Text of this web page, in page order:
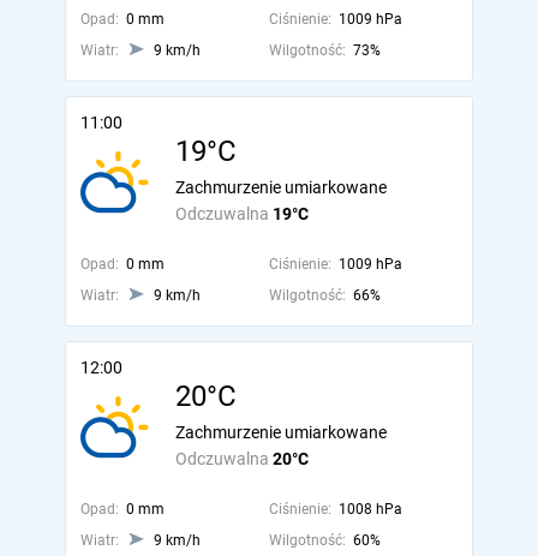
Opad: 0 mm Ciśnienie: 1009 hPa
Wiatr:
9 km/h Wilgotność: 73%
11:00
19°C
Odczuwalna 19°C
Zachmurzenie umiarkowane
Opad: 0 mm Ciśnienie: 1009 hPa
Wiatr:
9 km/h Wilgotność: 66%
12:00
20°C
Odczuwalna 20°C
Zachmurzenie umiarkowane
Opad: 0 mm Ciśnienie: 1008 hPa
Wiatr:
9 km/h Wilgotność: 60%